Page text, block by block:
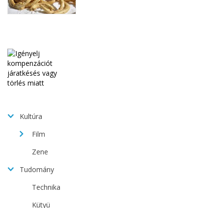
Kultúra
Film
Zene
Tudomány
Technika
Kütyü